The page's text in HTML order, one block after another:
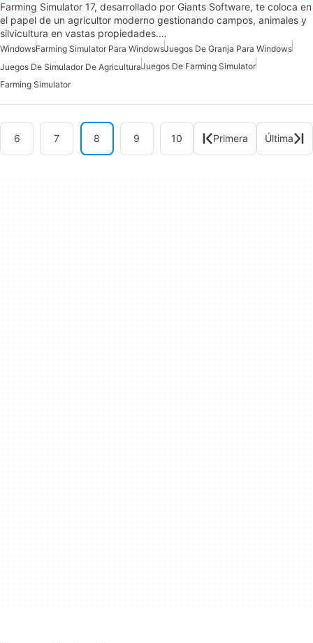
Farming Simulator 17, desarrollado por Giants Software, te coloca en
el papel de un agricultor moderno gestionando campos, animales y
silvicultura en vastas propiedades.…
WindowsFarming Simulator Para WindowsJuegos De Granja Para Windows
Juegos De Simulador De AgriculturaJuegos De Farming Simulator
Farming Simulator
6 7 8 9 10 Primera Última